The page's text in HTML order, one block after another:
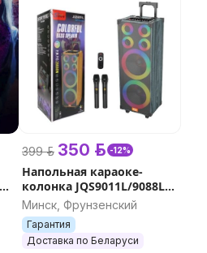
399 р. 350 р. -12%
Напольная караоке-
колонка JQS9011L/9088L
60W с 2-мя микрофонами
и RGB подсветкой
обшивка из дерева
Минск, Фрунзенский
Гарантия
Доставка по Беларуси